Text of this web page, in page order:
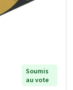
Soumis
au vote